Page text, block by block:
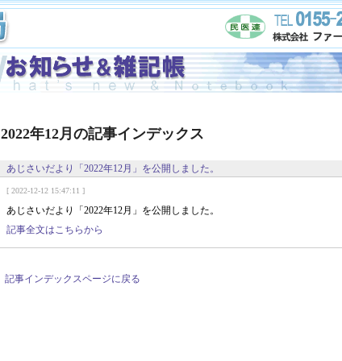
2022年12月の記事インデックス
あじさいだより「2022年12月」を公開しました。
[ 2022-12-12 15:47:11 ]
あじさいだより「2022年12月」を公開しました。
記事全文はこちらから
記事インデックスページに戻る